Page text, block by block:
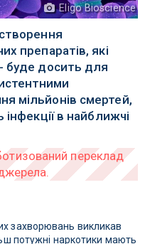
Eligo Bioscience
препаратів, які
- буде досить для
мільйонів смертей,
інфекції в найближчі
захворювань викликав
потужні наркотики мають